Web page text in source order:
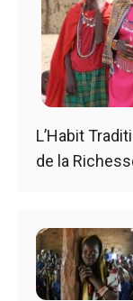
L’Habit
de la